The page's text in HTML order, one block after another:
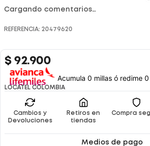
Cargando comentarios…
REFERENCIA: 20479620
$ 92.900
Acumula 0 millas ó redime
LOCATEL COLOMBIA
Cambios y
Devoluciones
Retiros en
tiendas
Compra
Medios de pago